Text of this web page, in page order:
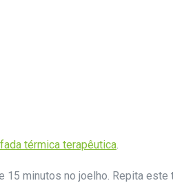
térmica terapêutica.
minutos no joelho. Repita este